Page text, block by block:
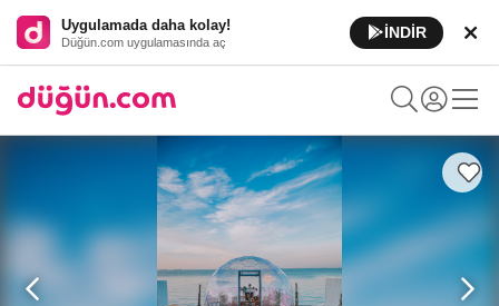
Uygulamada daha kolay!
Düğün.com uygulamasında aç
İNDİR